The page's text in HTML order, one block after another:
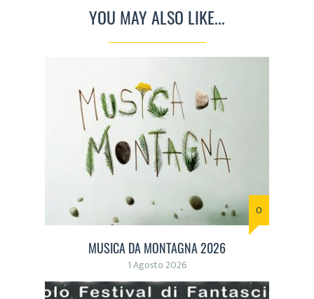
YOU MAY ALSO LIKE...
0
MUSICA DA MONTAGNA 2026
1 Agosto 2026